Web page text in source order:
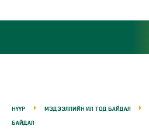
НҮҮР МЭДЭЭЛЛИЙН ИЛ ТОД БАЙДАЛ
БАЙДАЛ